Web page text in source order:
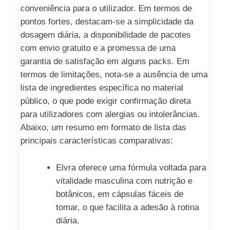
conveniência para o utilizador. Em termos de
pontos fortes, destacam-se a simplicidade da
dosagem diária, a disponibilidade de pacotes
com envio gratuito e a promessa de uma
garantia de satisfação em alguns packs. Em
termos de limitações, nota-se a ausência de uma
lista de ingredientes específica no material
público, o que pode exigir confirmação direta
para utilizadores com alergias ou intolerâncias.
Abaixo, um resumo em formato de lista das
principais características comparativas:
Elvra oferece uma fórmula voltada para
vitalidade masculina com nutrição e
botânicos, em cápsulas fáceis de
tomar, o que facilita a adesão à rotina
diária.